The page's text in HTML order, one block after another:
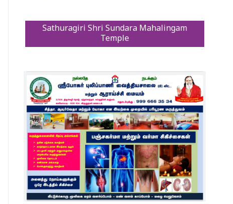
Sathuragiri Shri Sundara Mahalingam
Temple